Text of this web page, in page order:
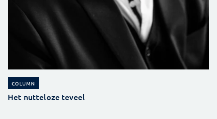
COLUMN
Het nutteloze teveel